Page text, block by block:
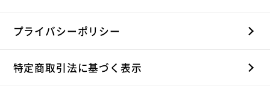
プライバシーポリシー
特定商取引法に基づく表示